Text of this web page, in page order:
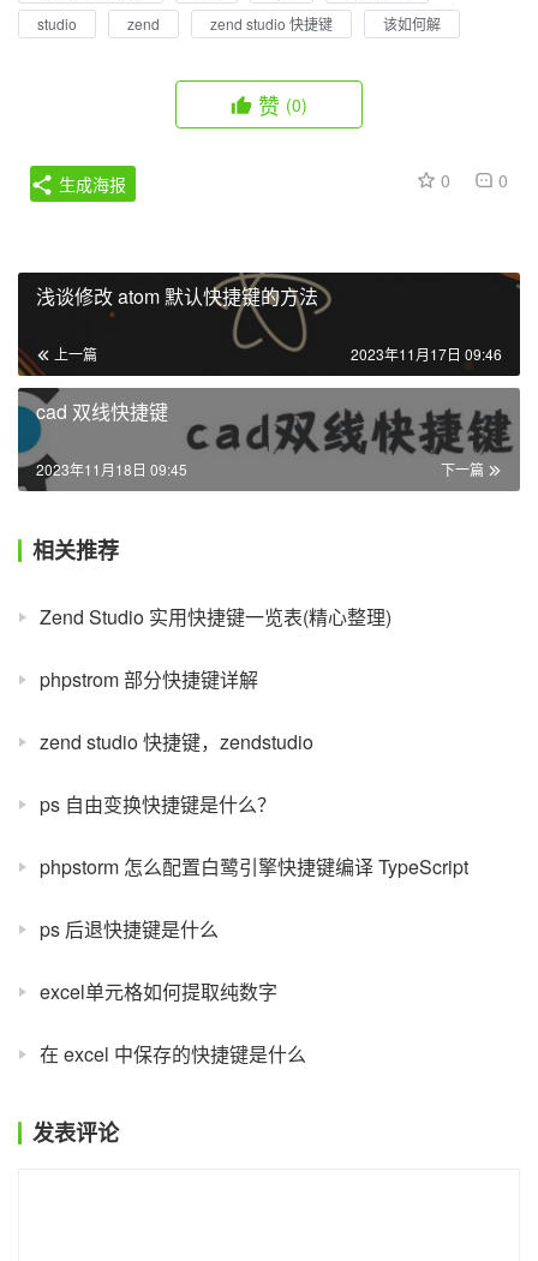
studio
zend zend studio 快捷键 该如何解
赞 (0)
0 0
生成海报
浅谈修改 atom 默认快捷键的方法
上一篇 2023年11月17日 09:46
cad 双线快捷键
下一篇
2023年11月18日 09:45
相关推荐
Zend Studio 实用快捷键一览表(精心整理)
phpstrom 部分快捷键详解
zend studio 快捷键，zendstudio
ps 自由变换快捷键是什么？
phpstorm 怎么配置白鹭引擎快捷键编译 TypeScript
ps 后退快捷键是什么
excel单元格如何提取纯数字
在 excel 中保存的快捷键是什么
发表评论